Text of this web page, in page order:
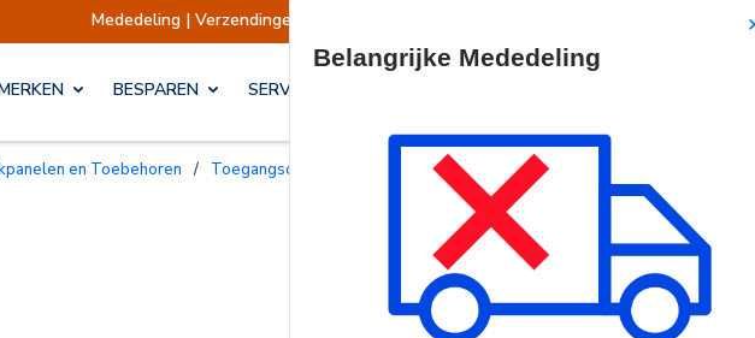
Mededeling | Verzendingen opgeschort Verzendingen worden op
BESPAREN SERVICES & OPLOSSINGEN
en Toebehoren / Toegangscontrole Modules